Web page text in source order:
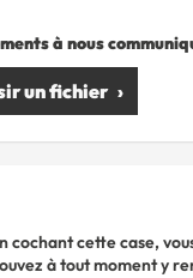
à nous
un fichier
cochant cette case,
à tout moment y